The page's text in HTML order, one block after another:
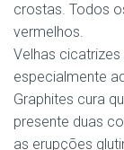
crostas. Todos
vermelhos.
Velhas
especialmente
Graphites cura
presente duas
as erupções